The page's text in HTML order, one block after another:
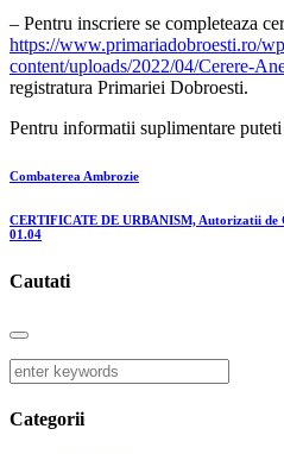
– Pentru inscriere se completeaza
https://www.primariadobroesti.ro/
content/uploads/2022/04/Cerere-
registratura Primariei Dobroesti.
Pentru informatii suplimentare
Combaterea Ambrozie
CERTIFICATE DE URBANISM, Autorizatii de
01.04
Cautati
Categorii